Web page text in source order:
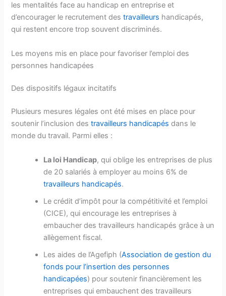
les mentalités face au handicap en entreprise et
d’encourager le recrutement destravailleurs handicapés,
qui restent encore trop souvent discriminés.
Les moyens mis en place pour favoriser l’emploi des
personnes handicapées
Des dispositifs légaux incitatifs
Plusieurs mesures légales ont été mises en place pour
soutenir l’inclusion destravailleurs handicapés dans le
monde du travail. Parmi elles :
La loi Handicap, qui oblige les entreprises de plus
de 20 salariés à employer au moins 6% de
travailleurs handicapés.
Le crédit d’impôt pour la compétitivité et l’emploi
(CICE), qui encourage les entreprises à
embaucher des travailleurs handicapés grâce à un
allègement fiscal.
Les aides de l’Agefiph (Association de gestion du
fonds pour l’insertion des personnes
handicapées) pour soutenir financièrement les
entreprises qui embauchent des travailleurs